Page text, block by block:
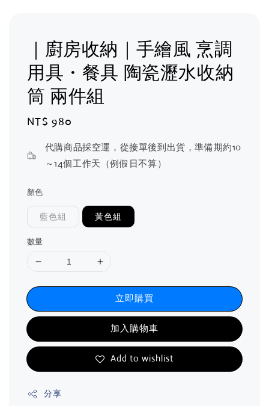
｜廚房收納｜手繪風 烹調
用具・餐具 陶瓷瀝水收納
筒 兩件組
Regular
NT$ 980
代購商品採空運，從接單後到出貨，準備期約10
～14個工作天（例假日不算）
顏色
藍色組 黃色組
數量
立即購買
加入購物車
Add to wishlist
分享